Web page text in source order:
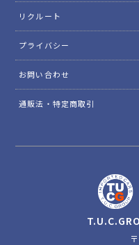
リクルート
プライバシー
お問い合わせ
通販法・特定商取引